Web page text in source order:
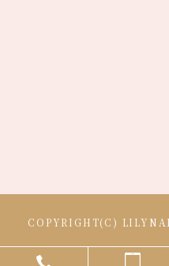
COPYRIGHT(C)